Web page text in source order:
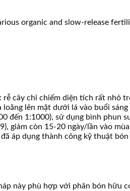
cây chỉ chiếm diện tích rất nhỏ
lên mặt dưới lá vào buổi
đến 1:1000), sử dụng bình phun
giảm còn 15-20 ngày/lần vào
áp dụng thành công kỹ thuật
này phù hợp với phân bón hữu